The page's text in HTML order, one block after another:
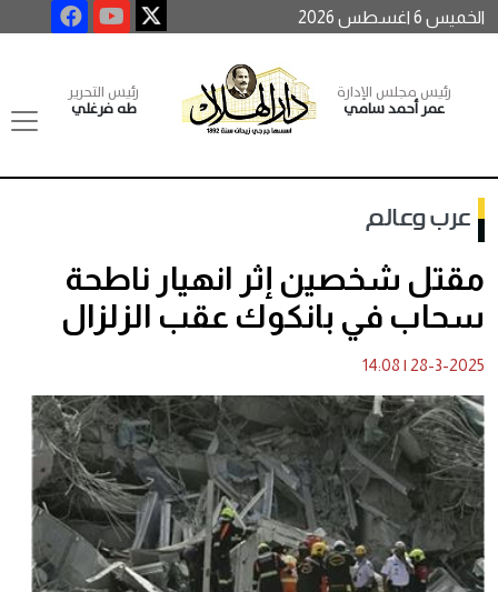
الخميس 6 اغسطس 2026
رئيس مجلس الإدارة
عمر أحمد سامي
رئيس التحرير
طه فرغلي
عرب وعالم
مقتل شخصين إثر انهيار ناطحة
سحاب في بانكوك عقب الزلزال
28-3-2025
|
14:08